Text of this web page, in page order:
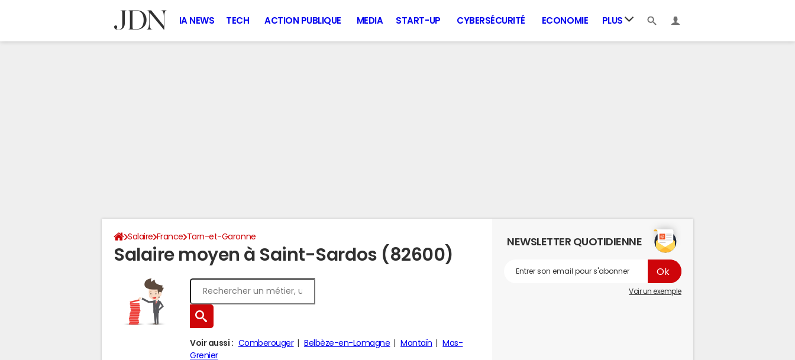
IA NEWS TECH ACTION PUBLIQUE MEDIA START-UP CYBERSÉCURITÉ ECONOMIE PLUS
Salaire France Tarn-et-Garonne
Salaire moyen à Saint-Sardos (82600)
Voir aussi : Comberouger Belbèze-en-Lomagne Montaïn
Mas-
Grenier
NEWSLETTER QUOTIDIENNE
Voir un exemple